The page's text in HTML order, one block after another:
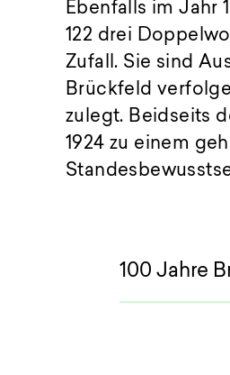
Ebenfalls im Jahr
122 drei
Zufall. Sie sind
Brückfeld
zulegt. Beidseits
1924 zu einem
100 Jahre